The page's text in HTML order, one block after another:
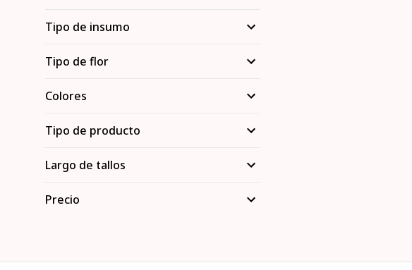
Tipo de insumo
Tipo de flor
Colores
Tipo de producto
Largo de tallos
Precio